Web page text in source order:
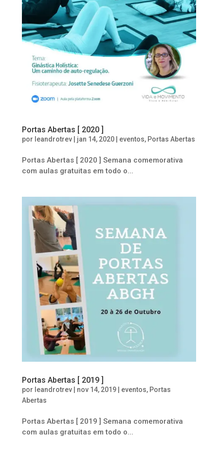
Portas Abertas [ 2020 ]
por leandrotrev| jan 14, 2020| eventos, Portas Abertas
Portas Abertas [ 2020 ] Semana comemorativa
com aulas gratuitas em todo o...
Portas Abertas [ 2019 ]
por leandrotrev| nov 14, 2019| eventos, Portas
Abertas
Portas Abertas [ 2019 ] Semana comemorativa
com aulas gratuitas em todo o...